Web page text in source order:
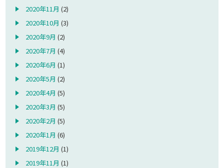
2020年11月 (2)
2020年10月 (3)
2020年9月 (2)
2020年7月 (4)
2020年6月 (1)
2020年5月 (2)
2020年4月 (5)
2020年3月 (5)
2020年2月 (5)
2020年1月 (6)
2019年12月 (1)
2019年11月 (1)